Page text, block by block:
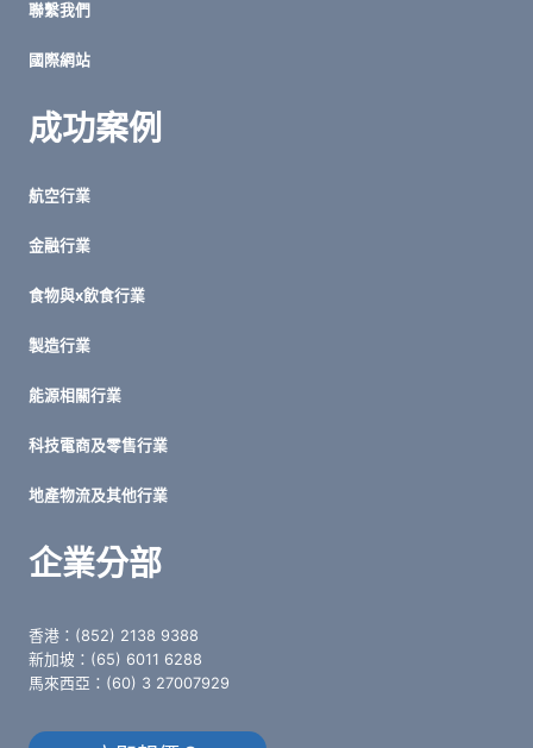
聯繫我們
國際網站
成功案例
航空行業
金融行業
食物與x飲食行業
製造行業
能源相關行業
科技電商及零售行業
地產物流及其他行業
企業分部
香港：(852) 2138 9388
新加坡：(65) 6011 6288
馬來西亞：(60) 3 27007929